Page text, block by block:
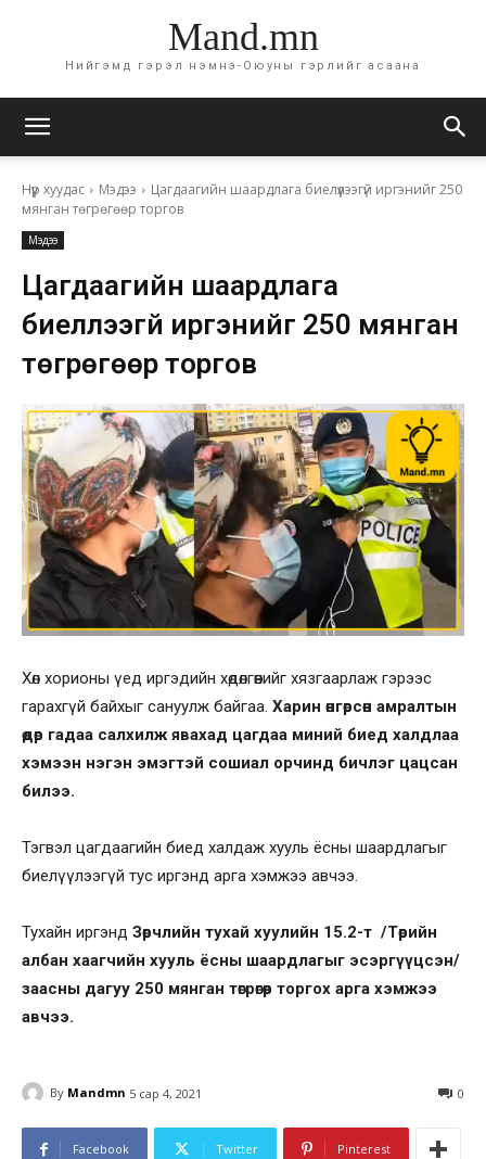
Mand.mn
Нийгэмд гэрэл нэмнэ-Оюуны гэрлийг асаана
Нүүр хуудас Мэдээ
Цагдаагийн шаардлага биелүүлээгүй иргэнийг 250
мянган төгрөгөөр торгов
Мэдээ
Цагдаагийн шаардлага
биелүүлээгүй иргэнийг 250 мянган
төгрөгөөр торгов
Хөл хорионы үед иргэдийн хөдөлгөөнийг хязгаарлаж гэрээс
гарахгүй байхыг сануулж байгаа. Харин өнгөрсөн амралтын
өдөр гадаа салхилж явахад цагдаа миний биед халдлаа
хэмээн нэгэн эмэгтэй сошиал орчинд бичлэг цацсан
билээ.
Тэгвэл цагдаагийн биед халдаж хууль ёсны шаардлагыг
биелүүлээгүй тус иргэнд арга хэмжээ авчээ.
Тухайн иргэнд Зөрчлийн тухай хуулийн 15.2-т /Төрийн
албан хаагчийн хууль ёсны шаардлагыг эсэргүүцсэн/
заасны дагуу 250 мянган төгрөгөөр торгох арга хэмжээ
авчээ.
By Mandmn 5 сар 4, 2021 0
Facebook Twitter Pinterest